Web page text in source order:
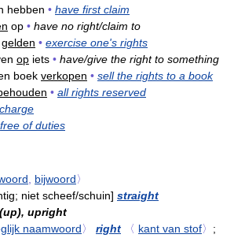
hebben • have first claim
op • have no right/claim to
gelden • exercise one's rights
op iets • have/give the right to something
boek verkopen • sell the rights to a book
• all rights reserved
free of duties
, bijwoord〉
niet scheef/schuin] straight
upright
naamwoord〉 right 〈 kant van stof〉 ;